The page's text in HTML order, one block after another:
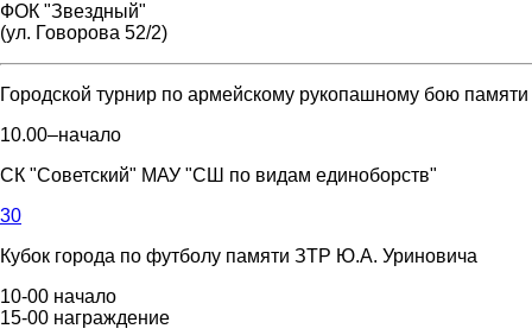
ФОК "Звездный"
(ул. Говорова 52/2)
Городской турнир по армейскому рукопашному бою
10.00–начало
СК "Советский" МАУ "СШ по видам единоборств"
30
Кубок города по футболу памяти ЗТР Ю.А. Уриновича
10-00 начало
15-00 награждение